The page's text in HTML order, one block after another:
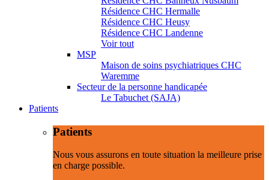
Résidence CHC Hermalle
Résidence CHC Heusy
Résidence CHC Landenne
Voir tout
MSP
Maison de soins psychiatriques CHC
Waremme
Secteur de la personne handicapée
Le Tabuchet (SAJA)
Patients
Patients
Nous vous assurons en toute situation la meilleure prise
en charge possible.